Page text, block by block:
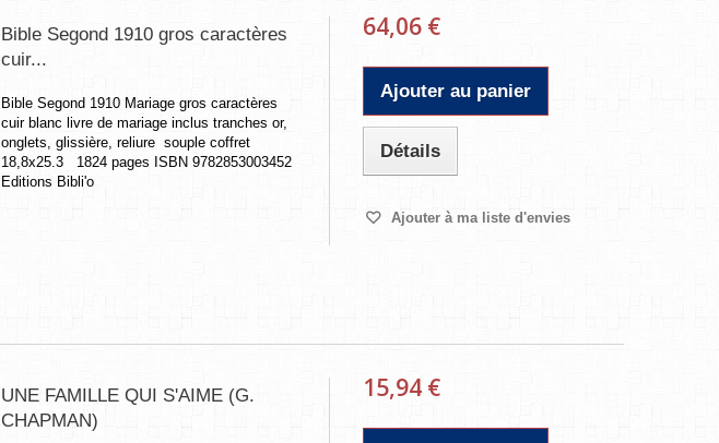
Bible Segond 1910 gros caractères
cuir...
Bible Segond 1910 Mariage gros caractères
cuir blanc livre de mariage inclus tranches or,
onglets, glissière, reliure souple coffret
18,8x25.3 1824 pages ISBN 9782853003452
Editions Bibli'o
64,06 €
Ajouter au panier
Détails
Ajouter à ma liste d'envies
UNE FAMILLE QUI S'AIME (G.
CHAPMAN)
15,94 €